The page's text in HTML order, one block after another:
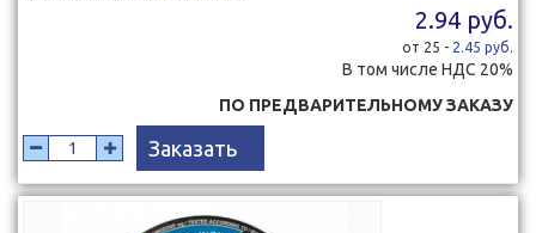
2.94 руб.
от 25 - 2.45 руб.
В том числе НДС 20%
ПО ПРЕДВАРИТЕЛЬНОМУ ЗАКАЗУ
Заказать